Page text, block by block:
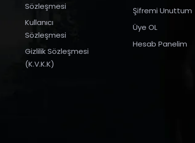
Sözleşmesi
Kullanıcı
Sözleşmesi
Gizlilik Sözleşmesi
(K.V.K.K)
Şifremi Unuttum
Üye OL
Hesab Panelim